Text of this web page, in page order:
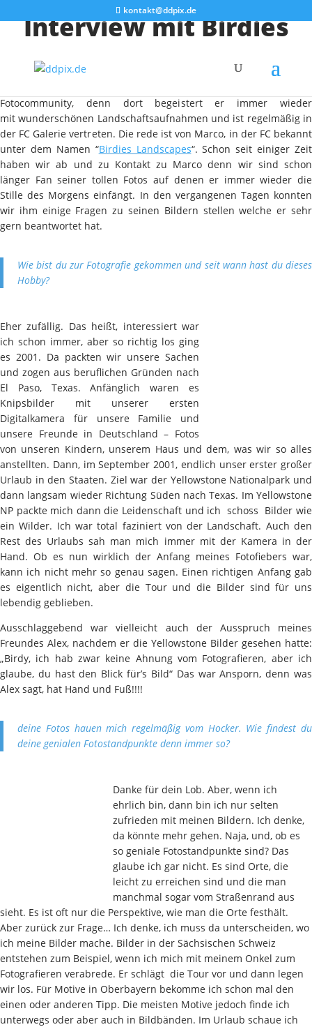
kontakt@ddpix.de
Interview mit Birdies
Fotocommunity, denn dort begeistert er immer wieder
mit wunderschönen Landschaftsaufnahmen und ist regelmäßig in
der FC Galerie vertreten. Die rede ist von Marco, in der FC bekannt
unter dem Namen “Birdies Landscapes“. Schon seit einiger Zeit
haben wir ab und zu Kontakt zu Marco denn wir sind schon
länger Fan seiner tollen Fotos auf denen er immer wieder die
Stille des Morgens einfängt. In den vergangenen Tagen konnten
wir ihm einige Fragen zu seinen Bildern stellen welche er sehr
gern beantwortet hat.
Wie bist du zur Fotografie gekommen und seit wann hast du dieses
Hobby?
Eher zufällig. Das heißt, interessiert war
ich schon immer, aber so richtig los ging
es 2001. Da packten wir unsere Sachen
und zogen aus beruflichen Gründen nach
El Paso, Texas. Anfänglich waren es
Knipsbilder mit unserer ersten
Digitalkamera für unsere Familie und
unsere Freunde in Deutschland – Fotos
von unseren Kindern, unserem Haus und dem, was wir so alles
anstellten. Dann, im September 2001, endlich unser erster großer
Urlaub in den Staaten. Ziel war der Yellowstone Nationalpark und
dann langsam wieder Richtung Süden nach Texas. Im Yellowstone
NP packte mich dann die Leidenschaft und ich schoss Bilder wie
ein Wilder. Ich war total faziniert von der Landschaft. Auch den
Rest des Urlaubs sah man mich immer mit der Kamera in der
Hand. Ob es nun wirklich der Anfang meines Fotofiebers war,
kann ich nicht mehr so genau sagen. Einen richtigen Anfang gab
es eigentlich nicht, aber die Tour und die Bilder sind für uns
lebendig geblieben.
Ausschlaggebend war vielleicht auch der Ausspruch meines
Freundes Alex, nachdem er die Yellowstone Bilder gesehen hatte:
„Birdy, ich hab zwar keine Ahnung vom Fotografieren, aber ich
glaube, du hast den Blick für’s Bild“ Das war Ansporn, denn was
Alex sagt, hat Hand und Fuß!!!!
deine Fotos hauen mich regelmäßig vom Hocker. Wie findest du
deine genialen Fotostandpunkte denn immer so?
Danke für dein Lob. Aber, wenn ich
ehrlich bin, dann bin ich nur selten
zufrieden mit meinen Bildern. Ich denke,
da könnte mehr gehen. Naja, und, ob es
so geniale Fotostandpunkte sind? Das
glaube ich gar nicht. Es sind Orte, die
leicht zu erreichen sind und die man
manchmal sogar vom Straßenrand aus
sieht. Es ist oft nur die Perspektive, wie man die Orte festhält.
Aber zurück zur Frage… Ich denke, ich muss da unterscheiden, wo
ich meine Bilder mache. Bilder in der Sächsischen Schweiz
entstehen zum Beispiel, wenn ich mich mit meinem Onkel zum
Fotografieren verabrede. Er schlägt die Tour vor und dann legen
wir los. Für Motive in Oberbayern bekomme ich schon mal den
einen oder anderen Tipp. Die meisten Motive jedoch finde ich
unterwegs oder aber auch in Bildbänden. Im Urlaub schaue ich